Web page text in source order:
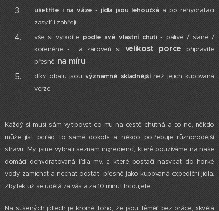
ušetříte i na váze- jídla jsou lehoučká a po rehydrataci
zasytí i zahřejí
vše si vyladítepodle své vlastní chuti- pálivé / slané /
kořeněné - a zároveň sivelikost porce
připravíte
přesně na míru
díky obalu jsou významně skladnější než jejich kupovaná
verze
Každý si musí sám vytipovat co mu na cestě chutná a co ne, někdo
může jíst pořád to samé dokola a někdo potřebuje různorodější
stravu. My jsme vybrali seznam ingrediencí, které používáme na naše
domácí dehydratovaná jídla my, a které postačí nasypat do horké
vody, zamíchat a nechat odstát- přesně jako kupovaná expediční jídla.
Zbytek už se udělá za vás a za 10 minut hodujete.
Na sušených jídlech je kromě toho, že jsou téměř bez práce, skvělá